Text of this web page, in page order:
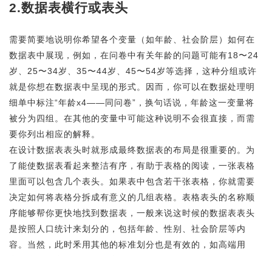
2.数据表横行或表头
需要简要地说明你希望各个变量（如年龄、社会阶层）如何在
数据表中展现，例如，在问卷中有关年龄的问题可能有18〜24
岁、25〜34岁、35〜44岁、45〜54岁等选择，这种分组或许
就是你想在数据表中呈现的形式。因而，你可以在数据处理明
细单中标注“年龄x4——同问卷”，换句话说，年龄这一变量将
被分为四组。在其他的变量中可能这种说明不会很直接，而需
要你列出相应的解释。
在设计数据表表头时就形成最终数据表的布局是很重要的。为
了能使数据表看起来整洁有序，有助于表格的阅读，一张表格
里面可以包含几个表头。如果表中包含若干张表格，你就需要
决定如何将表格分拆成有意义的几组表格。表格表头的名称顺
序能够帮你更快地找到数据表，一般来说这时候的数据表表头
是按照人口统计来划分的，包括年龄、性别、社会阶层等内
容。当然，此时釆用其他的标准划分也是有效的，如高端用